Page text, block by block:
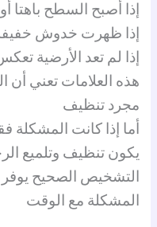
إذا أصبح السطح باهتا
إذا ظهرت خدوش خفيفة
إذا لم تعد الأرضية
هذه العلامات تعني
مجرد تنظيف
أما إذا كانت
يكون تنظيف وتلميع
التشخيص الصحيح
المشكلة مع الوقت